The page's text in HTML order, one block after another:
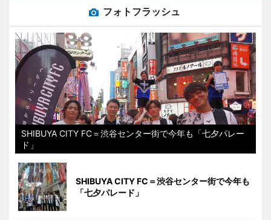
フォトフラッシュ
SHIBUYA CITY FC＝渋谷センター街で今年も「七夕パレー
ド」
SHIBUYA CITY FC＝渋谷センター街で今年も
「七夕パレード」